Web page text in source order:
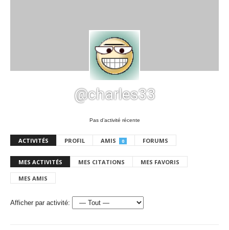
@charles33
Pas d’activité récente
ACTIVITÉS PROFIL AMIS 0 FORUMS
MES ACTIVITÉS MES CITATIONS MES FAVORIS
MES AMIS
Afficher par activité: